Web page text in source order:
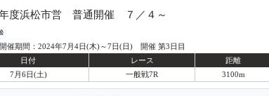
度浜松市営 普通開催 ７／４～
開催期間：2024年7月4日(木)～7日(日) 開催 第3日目
日付
レース 距離
7月6日(土)
一般戦7R 3100m